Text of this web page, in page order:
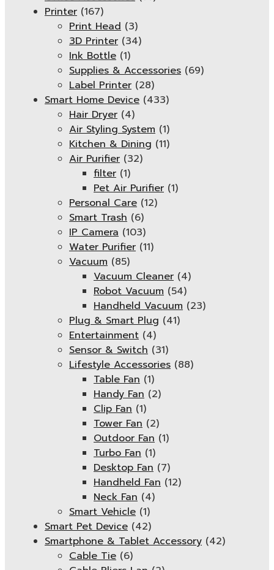
Printer (167)
Print Head (3)
3D Printer (34)
Ink Bottle (1)
Supplies & Accessories (69)
Label Printer (28)
Smart Home Device (433)
Hair Dryer (4)
Air Styling System (1)
Kitchen & Dining (11)
Air Purifier (32)
filter (1)
Pet Air Purifier (1)
Personal Care (12)
Smart Trash (6)
IP Camera (103)
Water Purifier (11)
Vacuum (85)
Vacuum Cleaner (4)
Robot Vacuum (54)
Handheld Vacuum (23)
Plug & Smart Plug (41)
Entertainment (4)
Sensor & Switch (31)
Lifestyle Accessories (88)
Table Fan (1)
Handy Fan (2)
Clip Fan (1)
Tower Fan (2)
Outdoor Fan (1)
Turbo Fan (1)
Desktop Fan (7)
Handheld Fan (12)
Neck Fan (4)
Smart Vehicle (1)
Smart Pet Device (42)
Smartphone & Tablet Accessory (42)
Cable Tie (6)